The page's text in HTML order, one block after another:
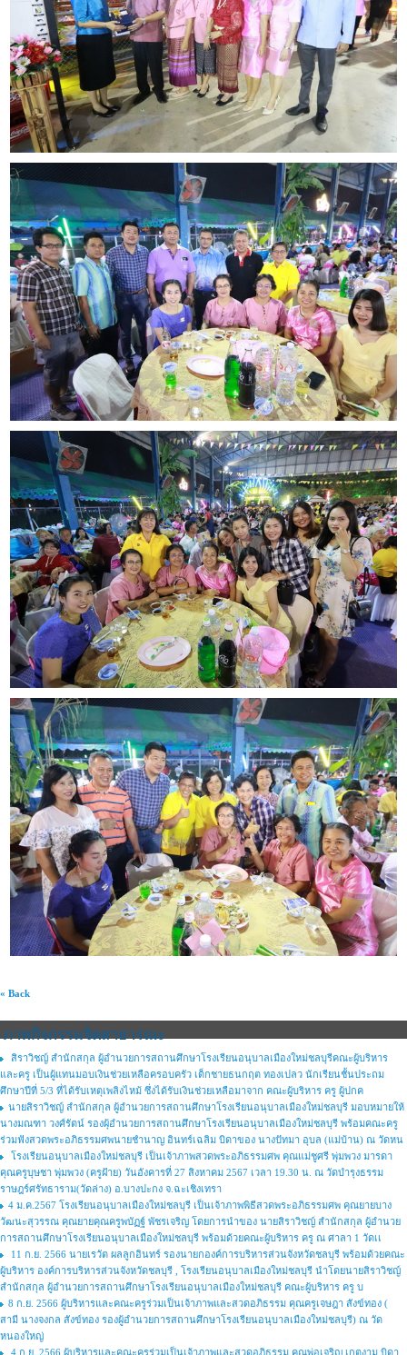
« Back
ภาพกิจกรรมจิตสาธารณะ
สิราวิชญ์ สำนักสกุล ผู้อำนวยการสถานศึกษาโรงเรียนอนุบาลเมืองใหม่ชลบุรีคณะผู้บริหาร
และครู เป็นผู้แทนมอบเงินช่วยเหลือครอบครัว เด็กชายธนกฤต ทองเปลว นักเรียนชั้นประถม
ศึกษาปีที่ 5/3 ที่ได้รับเหตุเพลิงไหม้ ซึ่งได้รับเงินช่วยเหลือมาจาก คณะผู้บริหาร ครู ผู้ปกค
นายสิราวิชญ์ สำนักสกุล ผู้อำนวยการสถานศึกษาโรงเรียนอนุบาลเมืองใหม่ชลบุรี มอบหมายให้
นางมณฑา วงศ์รัตน์ รองผุ้อำนวยการสถานศึกษาโรงเรียนอนุบาลเมืองใหม่ชลบุรี พร้อมคณะครู
ร่วมฟังสวดพระอภิธรรมศพนายชำนาญ อินทร์เฉลิม บิดาของ นางปัทมา อุบล (แม่บ้าน) ณ วัดหน
โรงเรียนอนุบาลเมืองใหม่ชลบุรี เป็นเจ้าภาพสวดพระอภิธรรมศพ คุณแม่ชูศรี พุ่มพวง มารดา
คุณครูบุษชา พุ่มพวง (ครูฝ้าย) วันอังคารที่ 27 สิงหาคม 2567 เวลา 19.30 น. ณ วัดบำรุงธรรม
ราษฎร์ศรัทธาราม(วัดล่าง) อ.บางปะกง จ.ฉะเชิงเทรา
4 ม.ค.2567 โรงเรียนอนุบาลเมืองใหม่ชลบุรี เป็นเจ้าภาพพิธีสวดพระอภิธรรมศพ คุณยายบาง
วัฒนะสุวรรณ คุณยายคุณครูพบัฏฐ์ พัชรเจริญ โดยการนำของ นายสิราวิชญ์ สำนักสกุล ผู้อำนวย
การสถานศึกษาโรงเรียนอนุบาลเมืองใหม่ชลบุรี พร้อมด้วยคณะผู้บริหาร ครู ณ ศาลา 1 วัดเเ
11 ก.ย. 2566 นายเรวัต ผลลูกอินทร์ รองนายกองค์การบริหารส่วนจังหวัดชลบุรี พร้อมด้วยคณะ
ผู้บริหาร องค์การบริหารส่วนจังหวัดชลบุรี , โรงเรียนอนุบาลเมืองใหม่ชลบุรี นำโดยนายสิราวิชญ์
สำนักสกุล ผู้อำนวยการสถานศึกษาโรงเรียนอนุบาลเมืองใหม่ชลบุรี คณะผู้บริหาร ครู บ
8 ก.ย. 2566 ผู้บริหารและคณะครูร่วมเป็นเจ้าภาพและสวดอภิธรรม คุณครูเจษฎา สังข์ทอง (
สามี นางจงกล สังข์ทอง รองผู้อำนวยการสถานศึกษาโรงเรียนอนุบาลเมืองใหม่ชลบุรี) ณ วัด
หนองใหญ่
4 ก.ย. 2566 ผู้บริหารและคณะครูร่วมเป็นเจ้าภาพและสวดอภิธรรม คุณพ่อเจริญ เกตุงาม บิดา